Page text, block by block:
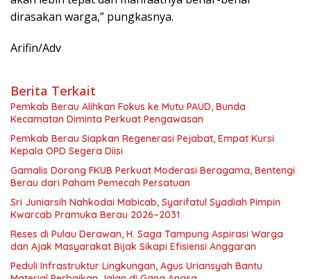
dirasakan warga,” pungkasnya.
Arifin/Adv
Berita Terkait
Pemkab Berau Alihkan Fokus ke Mutu PAUD, Bunda
Kecamatan Diminta Perkuat Pengawasan
Pemkab Berau Siapkan Regenerasi Pejabat, Empat Kursi
Kepala OPD Segera Diisi
Gamalis Dorong FKUB Perkuat Moderasi Beragama, Bentengi
Berau dari Paham Pemecah Persatuan
Sri Juniarsih Nahkodai Mabicab, Syarifatul Syadiah Pimpin
Kwarcab Pramuka Berau 2026–2031
Reses di Pulau Derawan, H. Saga Tampung Aspirasi Warga
dan Ajak Masyarakat Bijak Sikapi Efisiensi Anggaran
Peduli Infrastruktur Lingkungan, Agus Uriansyah Bantu